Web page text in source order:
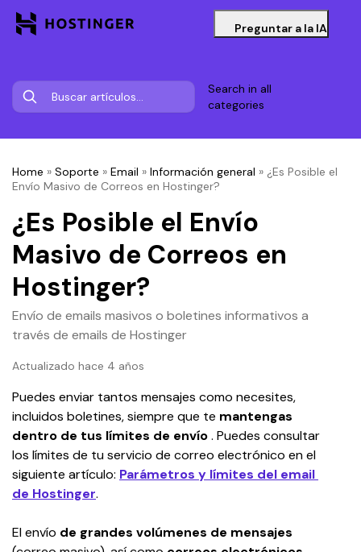
Preguntar a la IA
Search in all
categories
Home » Soporte » Email » Información general » ¿Es Posible el
Envío Masivo de Correos en Hostinger?
¿Es Posible el Envío
Masivo de Correos en
Hostinger?
Envío de emails masivos o boletines informativos a
través de emails de Hostinger
Actualizado hace 4 años
Puedes enviar tantos mensajes como necesites,
incluidos boletines, siempre que te mantengas
dentro de tus límites de envío . Puedes consultar
los límites de tu servicio de correo electrónico en el
siguiente artículo: Parámetros y límites del email
de Hostinger.
El envío de grandes volúmenes de mensajes